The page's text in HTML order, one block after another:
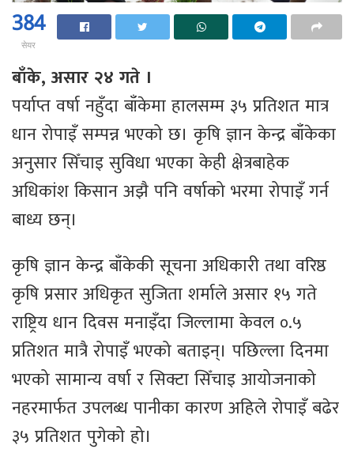
384
सेयर
बाँके, असार २४ गते ।
पर्याप्त वर्षा नहुँदा बाँकेमा हालसम्म ३५ प्रतिशत मात्र
धान रोपाइँ सम्पन्न भएको छ। कृषि ज्ञान केन्द्र बाँकेका
अनुसार सिँचाइ सुविधा भएका केही क्षेत्रबाहेक
अधिकांश किसान अझै पनि वर्षाको भरमा रोपाइँ गर्न
बाध्य छन्।
कृषि ज्ञान केन्द्र बाँकेकी सूचना अधिकारी तथा वरिष्ठ
कृषि प्रसार अधिकृत सुजिता शर्माले असार १५ गते
राष्ट्रिय धान दिवस मनाइँदा जिल्लामा केवल ०.५
प्रतिशत मात्रै रोपाइँ भएको बताइन्। पछिल्ला दिनमा
भएको सामान्य वर्षा र सिक्टा सिँचाइ आयोजनाको
नहरमार्फत उपलब्ध पानीका कारण अहिले रोपाइँ बढेर
३५ प्रतिशत पुगेको हो।